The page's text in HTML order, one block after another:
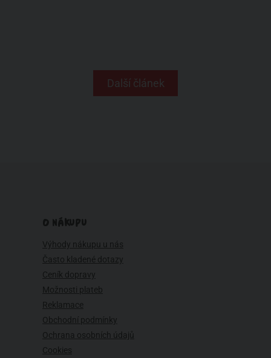
Další článek
O NÁKUPU
Výhody nákupu u nás
Často kladené dotazy
Ceník dopravy
Možnosti plateb
Reklamace
Obchodní podmínky
Ochrana osobních údajů
Cookies